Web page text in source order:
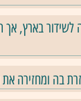
בארץ, אך
בה ומחזירה